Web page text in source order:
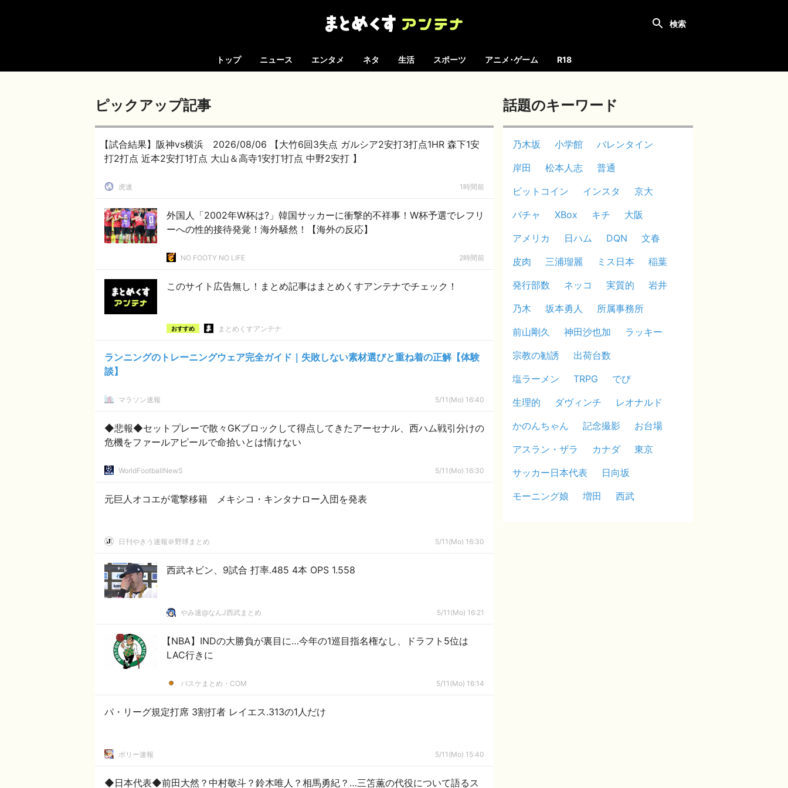
トップ ニュース エンタメ ネタ 生活 スポーツ アニメ･ゲーム R18
ピックアップ記事
【試合結果】阪神vs横浜 2026/08/06 【大竹6回3失点 ガルシア2安打3打点1HR 森下1安
打2打点 近本2安打1打点 大山＆高寺1安打1打点 中野2安打 】
虎速 1時間前
外国人「2002年W杯は?」韓国サッカーに衝撃的不祥事！W杯予選でレフリ
ーへの性的接待発覚！海外騒然！【海外の反応】
NO FOOTY NO LIFE 2時間前
このサイト広告無し！まとめ記事はまとめくすアンテナでチェック！
おすすめ まとめくすアンテナ
ランニングのトレーニングウェア完全ガイド｜失敗しない素材選びと重ね着の正解【体験
談】
マラソン速報 5/11(Mo) 16:40
◆悲報◆セットプレーで散々GKブロックして得点してきたアーセナル、西ハム戦引分けの
危機をファールアピールで命拾いとは情けない
WorldFootballNewS 5/11(Mo) 16:30
元巨人オコエが電撃移籍 メキシコ・キンタナロー入団を発表
日刊やきう速報＠野球まとめ 5/11(Mo) 16:30
西武ネビン、9試合 打率.485 4本 OPS 1.558
やみ速@なんJ西武まとめ 5/11(Mo) 16:21
【NBA】INDの大勝負が裏目に…今年の1巡目指名権なし、ドラフト5位は
LAC行きに
バスケまとめ・COM 5/11(Mo) 16:14
パ・リーグ規定打席 3割打者 レイエス.313の1人だけ
ポリー速報 5/11(Mo) 15:40
◆日本代表◆前田大然？中村敬斗？鈴木唯人？相馬勇紀？…三笘薫の代役について語るス
話題のキーワード
乃木坂 小学館
バレンタイン
岸田
松本人志
普通
ビットコイン
インスタ
京大
バチャ
XBox キチ
大阪
アメリカ
日ハム DQN
文春
皮肉
三浦瑠麗 ミス日本
稲葉
発行部数
ネッコ 実質的
岩井
乃木
坂本勇人
所属事務所
前山剛久
神田沙也加
ラッキー
宗教の勧誘
出荷台数
塩ラーメン
TRPG
でび
生理的
ダヴィンチ
レオナルド
かのんちゃん
記念撮影
お台場
アスラン・ザラ
カナダ
東京
サッカー日本代表
日向坂
モーニング娘
増田 西武